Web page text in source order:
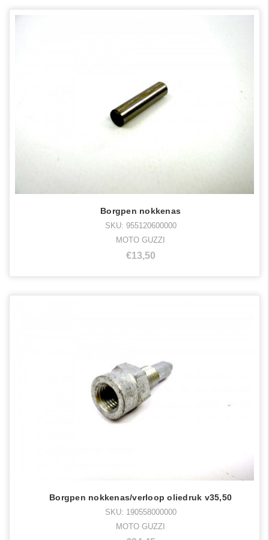
Borgpen nokkenas
SKU: 955120600000
MOTO GUZZI
€13,50
Borgpen nokkenas/verloop oliedruk v35,50
SKU: 190558000000
MOTO GUZZI